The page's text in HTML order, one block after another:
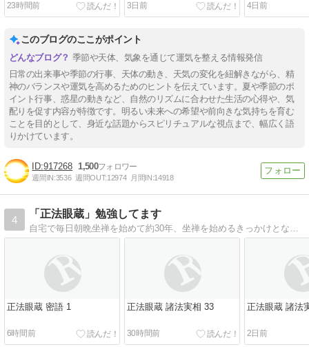
23時間前
3日前 4日前
このブログのここがポイント
季節や天体、気象を通じて運気を整える情報発信
日常の出来事や季節の行事、天体の動き、天気の変化を紐解きながら、精
神のバランスや運気を高めるためのヒントを伝えています。夏や季節のポ
イント行事、惑星の動きなど、自然のリズムに合わせた生活の心得や、気
配りを促す内容が特徴です。明るい未来への希望や前向きな気持ちを育む
ことを目的として、身近な話題からスピリチュアルな視点まで、幅広く語
りかけています。
917268 1,500
週間IN:3536 週間OUT:12974 月間IN:14918
4
「正法眼蔵」勉強してます
正法眼蔵 密語 1
6時間前
正法眼蔵 諸法実相 33
30時間前
正法眼蔵 諸法
2日前